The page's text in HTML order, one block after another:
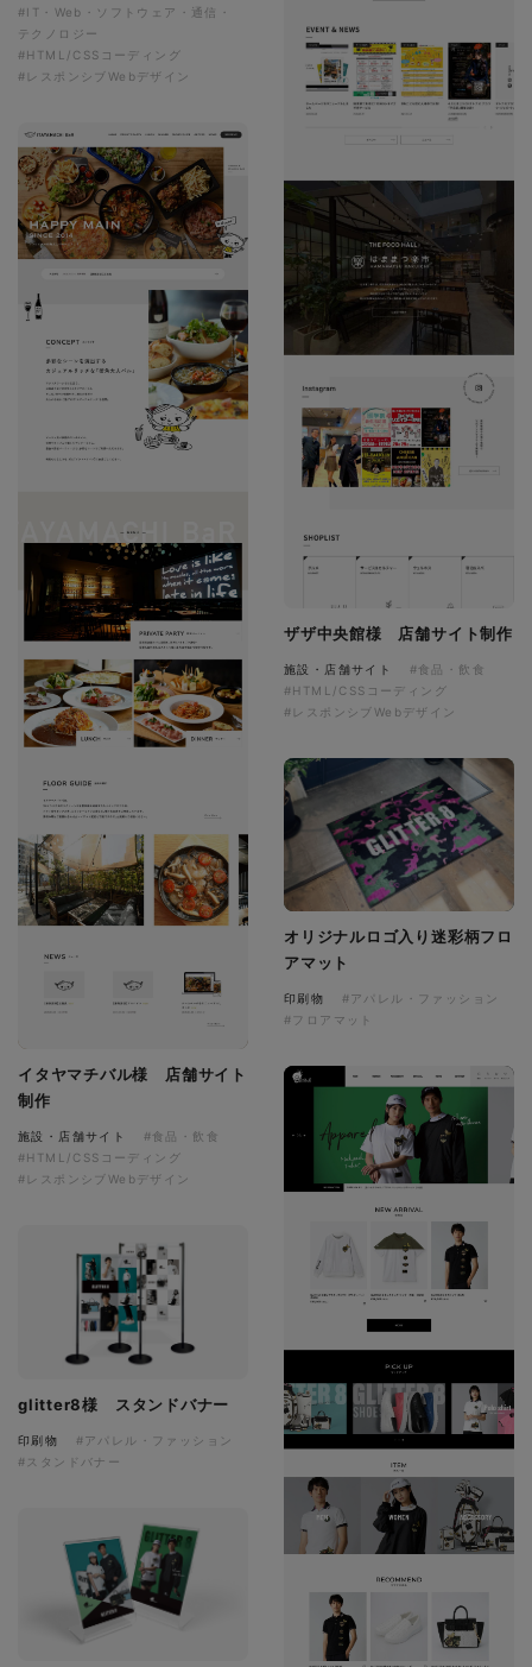
#IT・Web・ソフトウェア・通信・
テクノロジー
#HTML/CSSコーディング
#レスポンシブWebデザイン
ザザ中央館様 店舗サイト制作
施設・店舗サイト
#食品・飲食
#HTML/CSSコーディング
#レスポンシブWebデザイン
イタヤマチバル様 店舗サイト
制作
施設・店舗サイト
#食品・飲食
#HTML/CSSコーディング
#レスポンシブWebデザイン
オリジナルロゴ入り迷彩柄フロ
アマット
印刷物
#アパレル・ファッション
#フロアマット
glitter8様 スタンドバナー
印刷物
#アパレル・ファッション
#スタンドバナー